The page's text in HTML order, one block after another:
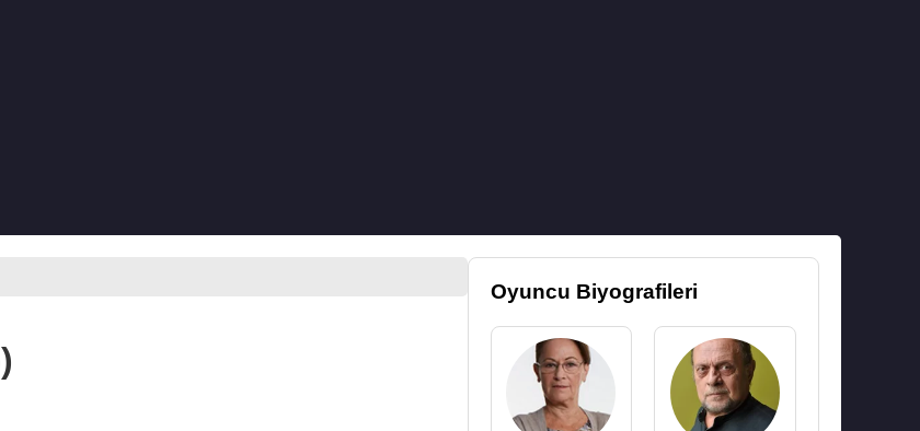
Oyuncu Biyografileri